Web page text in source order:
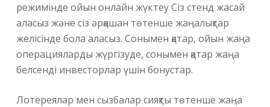
режимінде ойын онлайн жүктеу Сіз стенд жасай
аласыз және сіз әрқашан төтенше жаңалықтар
желісінде бола аласыз. Сонымен қатар, ойын жаңа
операцияларды жүргізуде, сонымен қатар жаңа
белсенді инвесторлар үшін бонустар.
Лотереялар мен сызбалар сияқты төтенше жаңа